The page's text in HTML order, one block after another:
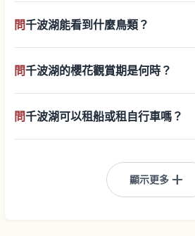
問千波湖能看到什麼鳥類？
問千波湖的櫻花觀賞期是何時？
問千波湖可以租船或租自行車嗎？
顯示更多 add